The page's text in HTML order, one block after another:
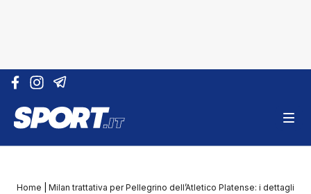
Vai al contenuto
Home Milan trattativa per Pellegrino dell’Atletico Platense: i dettagli